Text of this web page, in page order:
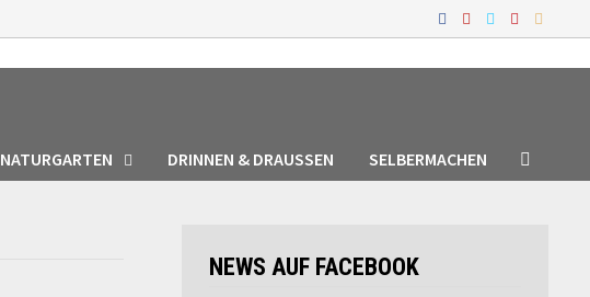
NATURGARTEN DRINNEN & DRAUSSEN SELBERMACHEN
NEWS AUF FACEBOOK